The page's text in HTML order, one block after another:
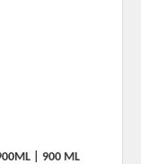
| 900 ML